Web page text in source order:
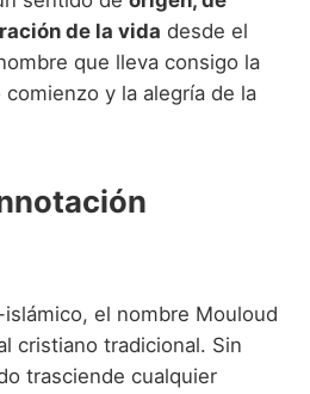
de la vida desde el
que lleva consigo la
y la alegría de la
el nombre Mouloud
cristiano tradicional. Sin
trasciende cualquier